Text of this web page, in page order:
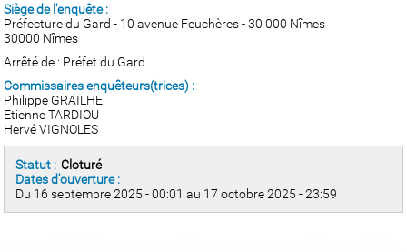
Siège de l'enquête :
Préfecture du Gard - 10 avenue Feuchères - 30 000 Nîmes
30000 Nîmes
Arrêté de : Préfet du Gard
Commissaires enquêteurs(trices) :
Philippe GRAILHE
Etienne TARDIOU
Hervé VIGNOLES
Statut : Cloturé
Dates d'ouverture :
Du 16 septembre 2025 - 00:01 au 17 octobre 2025 - 23:59